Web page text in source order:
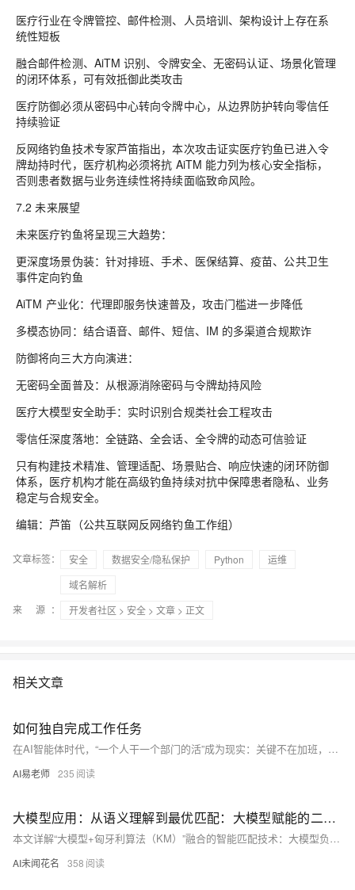
医疗行业在令牌管控、邮件检测、人员培训、架构设计上存在系
统性短板
融合邮件检测、AiTM 识别、令牌安全、无密码认证、场景化管理
的闭环体系，可有效抵御此类攻击
医疗防御必须从密码中心转向令牌中心，从边界防护转向零信任
持续验证
反网络钓鱼技术专家芦笛指出，本次攻击证实医疗钓鱼已进入令
牌劫持时代，医疗机构必须将抗 AiTM 能力列为核心安全指标，
否则患者数据与业务连续性将持续面临致命风险。
7.2 未来展望
未来医疗钓鱼将呈现三大趋势：
更深度场景伪装：针对排班、手术、医保结算、疫苗、公共卫生
事件定向钓鱼
AiTM 产业化：代理即服务快速普及，攻击门槛进一步降低
多模态协同：结合语音、邮件、短信、IM 的多渠道合规欺诈
防御将向三大方向演进：
无密码全面普及：从根源消除密码与令牌劫持风险
医疗大模型安全助手：实时识别合规类社会工程攻击
零信任深度落地：全链路、全会话、全令牌的动态可信验证
只有构建技术精准、管理适配、场景贴合、响应快速的闭环防御
体系，医疗机构才能在高级钓鱼持续对抗中保障患者隐私、业务
稳定与合规安全。
编辑：芦笛（公共互联网反网络钓鱼工作组）
文章标签： 安全 数据安全/隐私保护 Python
运维
域名解析
来 源：
开发者社区 > 安全 > 文章 > 正文
相关文章
如何独自完成工作任务
在AI智能体时代，“一个人干一个部门的活”成为现实：关键不在加班，而在任务拆解、工具协同与流程复用。善用大模型、AI工具与自动化工作流，将重复劳动交给智能体，人专注判断、创意与交付。本质是构建“人+AI+系统”的高效协同范式。
AI易老师 235
大模型应用：从语义理解到最优匹配：大模型赋能的二分图匈牙利算法全解析.93
本文详解“大模型+匈牙利算法（KM）”融合的智能匹配技术：大模型负责语义理解与对齐，将非结构化文本（如岗位描述、简历）转化为0–100分量化权重；KM算法在此基础上求解带权二分图的全局最优匹配。该方案突破人工规则局限，实现精准、自适应、跨场景的智能配对，广泛适用于人岗匹配、题库组卷、客服问答等核心业务。
AI未闻花名 358